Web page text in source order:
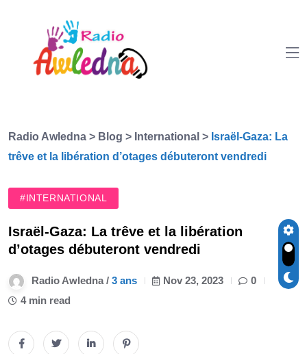
Radio Awledna > Blog > International > Israël-Gaza: La
trêve et la libération d’otages débuteront vendredi
#INTERNATIONAL
Israël-Gaza: La trêve et la libération
d’otages débuteront vendredi
Radio Awledna / 3 ans Nov 23, 2023
0
4 min read